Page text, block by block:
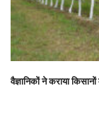
वैज्ञानिकों ने कराया